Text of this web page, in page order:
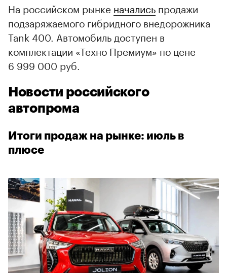
На российском рынке начались продажи
подзаряжаемого гибридного внедорожника
Tank 400. Автомобиль доступен в
комплектации «Техно Премиум» по цене
6 999 000 руб.
Новости российского
автопрома
Итоги продаж на рынке: июль в
плюсе